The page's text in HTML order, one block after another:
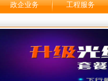
政企业务 工程服务